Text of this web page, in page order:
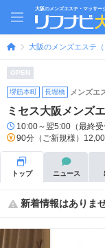
大阪のメンズエステ・マッサー
大阪のメンズエステ（
OPEN
堺筋本町 長堀橋 メンズエ
ミセス大阪メンズ
10:00～翌5:00（最終受
90分（ご新規様）
トップ ニュース
新着情報はありま